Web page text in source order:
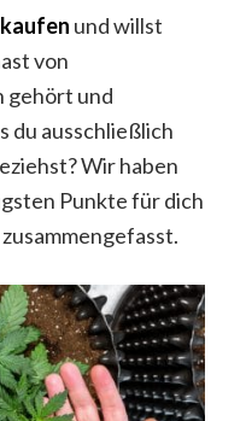
und willst
von
gehört und
du ausschließlich
Wir haben
Punkte für dich
zusammengefasst.